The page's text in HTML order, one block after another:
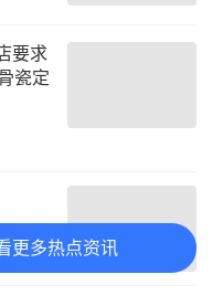
更多热点资讯
要求
瓷定
情